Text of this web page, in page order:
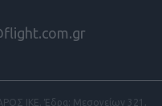
ΙΚΕ. Έδρα: Μεσογείων 321,